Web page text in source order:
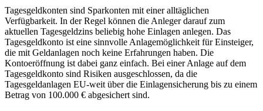
Tagesgeldkonten sind Sparkonten mit einer alltäglichen
Verfügbarkeit. In der Regel können die Anleger darauf zum
aktuellen Tagesgeldzins beliebig hohe Einlagen anlegen. Das
Tagesgeldkonto ist eine sinnvolle Anlagemöglichkeit für Einsteiger,
die mit Geldanlagen noch keine Erfahrungen haben. Die
Kontoeröffnung ist dabei ganz einfach. Bei einer Anlage auf dem
Tagesgeldkonto sind Risiken ausgeschlossen, da die
Tagesgeldanlagen EU-weit über die Einlagensicherung bis zu einem
Betrag von 100.000 € abgesichert sind.